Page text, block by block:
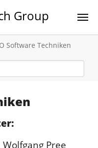
Software Techniken
Pree